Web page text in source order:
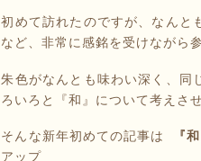
初めて訪れたのですが、なんと
など、非常に感銘を受けながら参
朱色がなんとも味わい深く、同
ろいろと『和』について考えさ
そんな新年初めての記事は 『
アップ